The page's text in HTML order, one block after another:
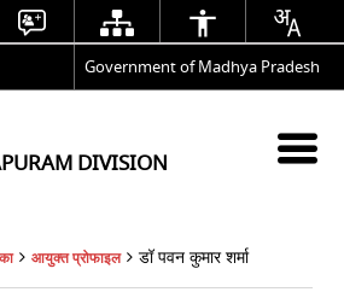
Government of Madhya Pradesh
DIVISION
आयुक्त प्रोफाइल डॉ पवन कुमार शर्मा